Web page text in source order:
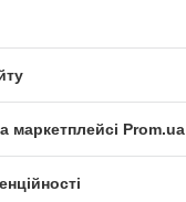
маркетплейсі Prom.ua